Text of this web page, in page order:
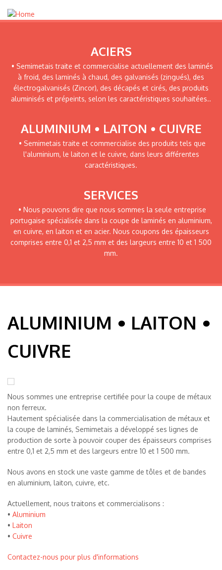
ACIERS
• Semimetais traite et commercialise actuellement des laminés
à froid, des laminés à chaud, des galvanisés (zingués), des
électrogalvanisés (Zincor), des décapés et cirés, des produits
aluminisés et prépeints, selon les caractéristiques souhaitées..
ALUMINIUM • LAITON • CUIVRE
• Semimetais traite et commercialise des produits tels que
l'aluminium, le laiton et le cuivre, dans leurs différentes
caractéristiques.
SERVICES
• Nous pouvons dire que nous sommes la seule entreprise
portugaise spécialisée dans la coupe de laminés en aluminium,
en cuivre, en laiton et en acier. Nous coupons des épaisseurs
comprises entre 0,1 et 2,5 mm et des largeurs entre 10 et 1 500
mm.
ALUMINIUM • LAITON •
CUIVRE
Nous sommes une entreprise certifiée pour la coupe de métaux
non ferreux.
Hautement spécialisée dans la commercialisation de métaux et
la coupe de laminés, Semimetais a développé ses lignes de
production de sorte à pouvoir couper des épaisseurs comprises
entre 0,1 et 2,5 mm et des largeurs entre 10 et 1 500 mm.
Nous avons en stock une vaste gamme de tôles et de bandes
en aluminium, laiton, cuivre, etc.
Actuellement, nous traitons et commercialisons :
• Aluminium
• Laiton
• Cuivre
Contactez-nous pour plus d'informations